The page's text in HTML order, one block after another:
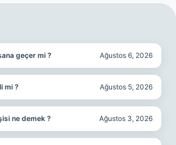
geçer mi ? Ağustos 6, 2026
mi ? Ağustos 5, 2026
ne demek ? Ağustos 3, 2026